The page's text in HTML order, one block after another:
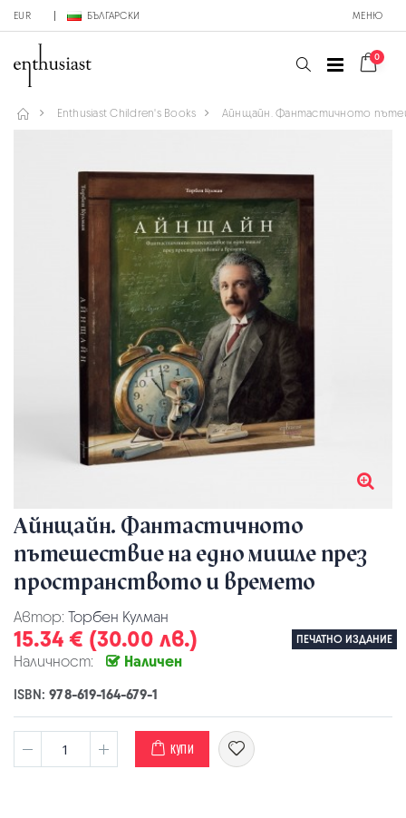
EUR БЪЛГАРСКИ МЕНЮ
0
Enthusiast Children's Books Айнщайн. Фантастичното
Айнщайн. Фантастичното
пътешествие на едно мишле през
пространството и времето
Автор: Торбен Кулман
15.34 € (30.00 лв.) ПЕЧАТНО ИЗДАНИЕ
Наличност: Наличен
ISBN:978-619-164-679-1
КУПИ